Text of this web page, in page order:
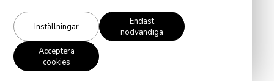
Inställningar
Endast
nödvändiga
Acceptera
cookies